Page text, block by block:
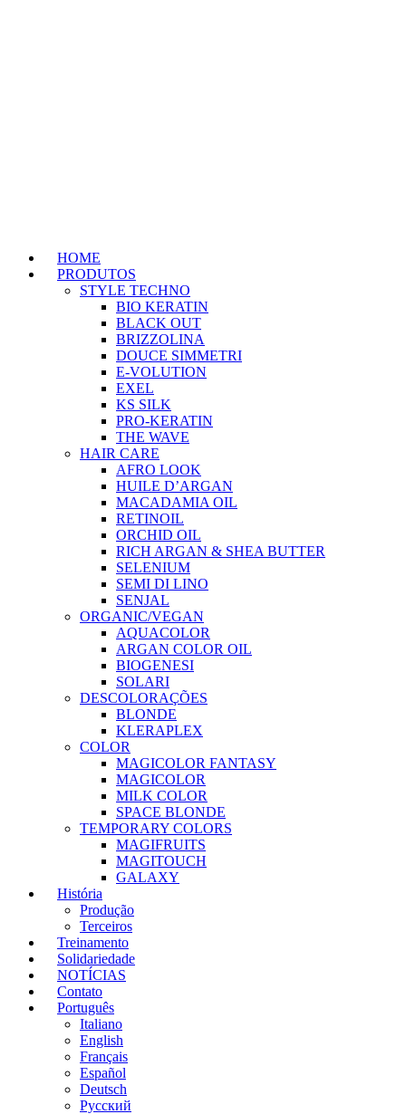
HOME
PRODUTOS
STYLE TECHNO
BIO KERATIN
BLACK OUT
BRIZZOLINA
DOUCE SIMMETRI
E-VOLUTION
EXEL
KS SILK
PRO-KERATIN
THE WAVE
HAIR CARE
AFRO LOOK
HUILE D’ARGAN
MACADAMIA OIL
RETINOIL
ORCHID OIL
RICH ARGAN & SHEA BUTTER
SELENIUM
SEMI DI LINO
SENJAL
ORGANIC/VEGAN
AQUACOLOR
ARGAN COLOR OIL
BIOGENESI
SOLARI
DESCOLORAÇÕES
BLONDE
KLERAPLEX
COLOR
MAGICOLOR FANTASY
MAGICOLOR
MILK COLOR
SPACE BLONDE
TEMPORARY COLORS
MAGIFRUITS
MAGITOUCH
GALAXY
História
Produção
Terceiros
Treinamento
Solidariedade
NOTÍCIAS
Contato
Português
Italiano
English
Français
Español
Deutsch
Русский